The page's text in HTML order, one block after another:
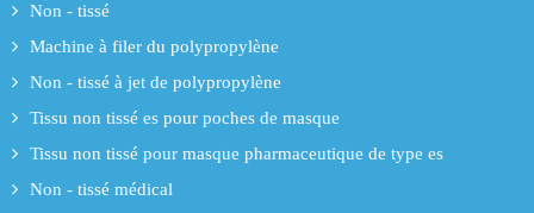
Non - tissé
Machine à filer du polypropylène
Non - tissé à jet de polypropylène
Tissu non tissé es pour poches de masque
Tissu non tissé pour masque pharmaceutique de type es
Non - tissé médical